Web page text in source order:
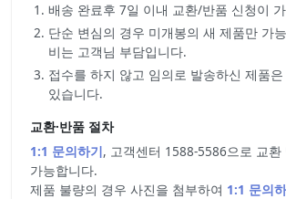
배송 완료후 7일 이내 교환/반품 신청이
단순 변심의 경우 미개봉의 새 제품만 가
비는 고객님 부담입니다.
접수를 하지 않고 임의로 발송하신 제품
있습니다.
교환·반품 절차
1:1 문의하기, 고객센터 1588-5586으로 교
가능합니다.
제품 불량의 경우 사진을 첨부하여 1:1 문의